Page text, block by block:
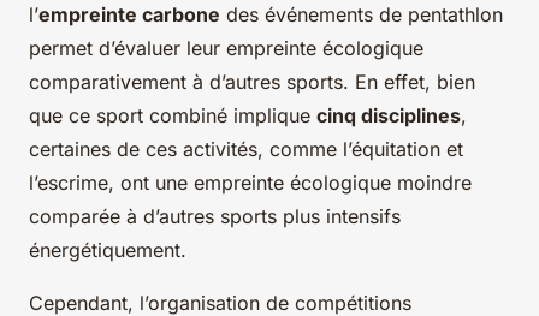
l’empreinte carbone des événements de pentathlon
permet d’évaluer leur empreinte écologique
comparativement à d’autres sports. En effet, bien
que ce sport combiné implique cinq disciplines,
certaines de ces activités, comme l’équitation et
l’escrime, ont une empreinte écologique moindre
comparée à d’autres sports plus intensifs
énergétiquement.
Cependant, l’organisation de compétitions